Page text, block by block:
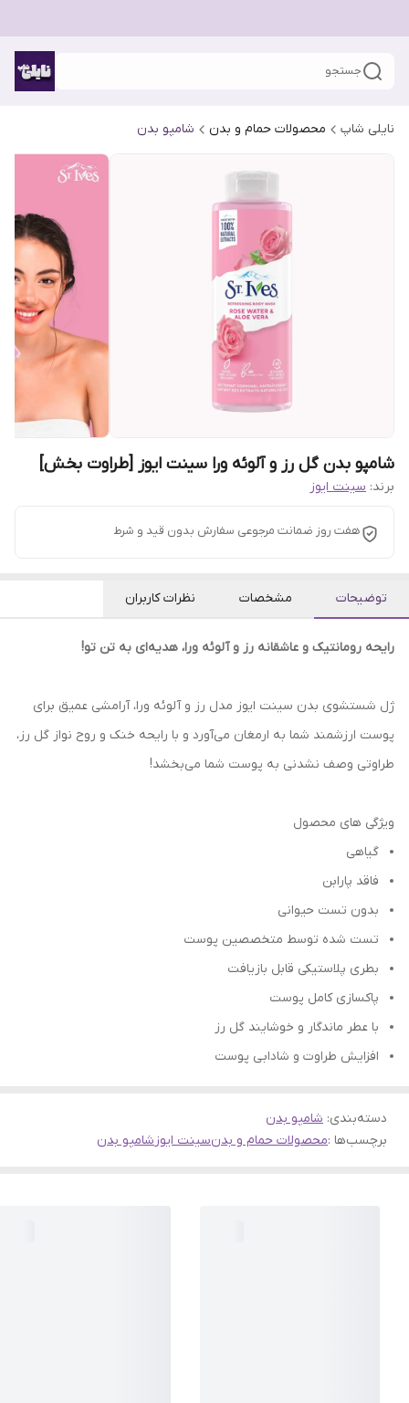
جستجو
نایلی شاپ محصولات حمام و بدن شامپو بدن
شامپو بدن گل رز و آلوئه ورا سینت ایوز [طراوت بخش]
برند: سینت ایوز
هفت روز ضمانت مرجوعی سفارش بدون قید و شرط
توضیحات مشخصات نظرات کاربران
رایحه رومانتیک و عاشقانه رز و آلوئه ورا، هدیه‌ای به تن تو!
ژل شستشوی بدن سینت ایوز مدل رز و آلوئه ورا، آرامشی عمیق برای
پوست ارزشمند شما به ارمغان می‌آورد و با رایحه خنک و روح نواز گل رز،
طراوتی وصف نشدنی به پوست شما می‌بخشد!
ویژگی های محصول
گیاهی
فاقد پارابن
بدون تست حیوانی
تست شده توسط متخصصین پوست
بطری پلاستیکی قابل بازیافت
پاکسازی کامل پوست
با عطر ماندگار و خوشایند گل رز
افزایش طراوت و شادابی پوست
دسته‌بندی: شامپو بدن
برچسب‌ها :محصولات حمام و بدنسینت ایوزشامپو بدن